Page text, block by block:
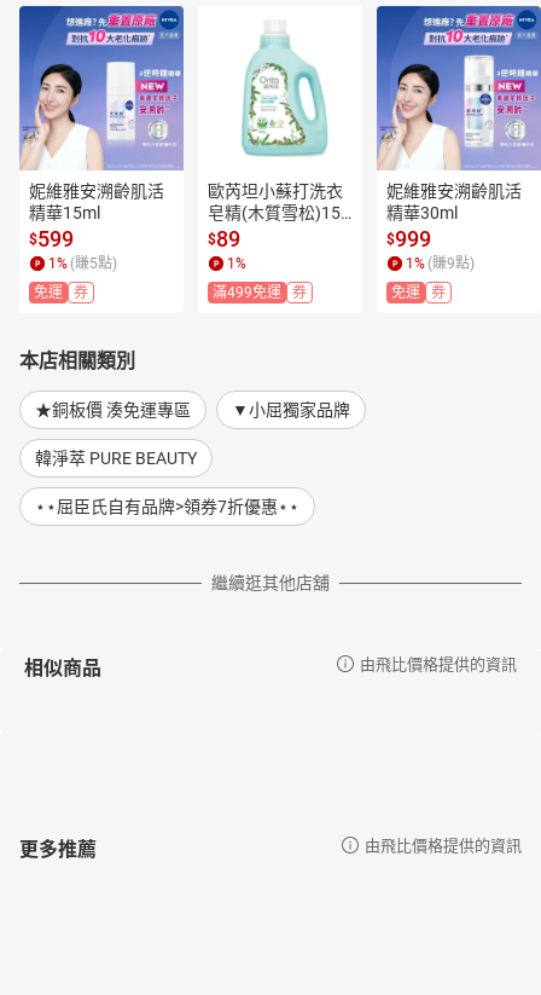
妮維雅安溯齡肌活
精華15ml
$599
1 % (賺5點)
免運
券
歐芮坦小蘇打洗衣
皂精(木質雪松)150
0g
$89
1 %
滿499免運
券
妮維雅安溯齡肌活
精華30ml
$999
1 % (賺9點)
免運
券
本店相關類別
★銅板價 湊免運專區 ▼小屈獨家品牌
韓淨萃 PURE BEAUTY
⋆⋆屈臣氏自有品牌>領券7折優惠⋆⋆
繼續逛其他店舖
相似商品 由飛比價格提供的資訊
更多推薦 由飛比價格提供的資訊